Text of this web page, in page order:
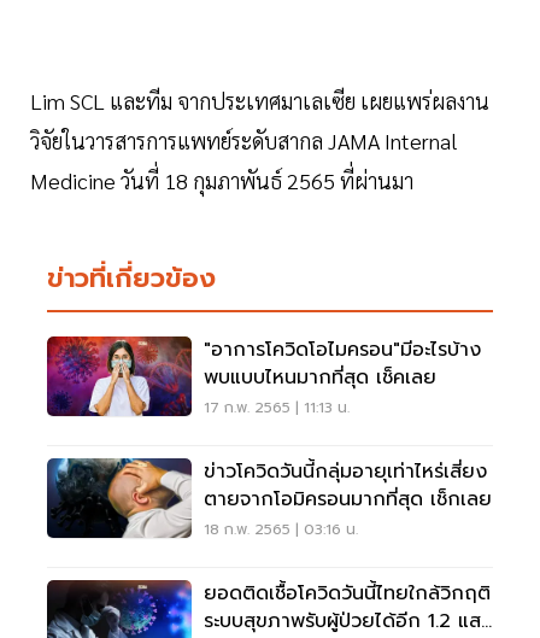
Lim SCL และทีม จากประเทศมาเลเซีย เผยแพร่ผลงาน
วิจัยในวารสารการแพทย์ระดับสากล JAMA Internal
Medicine วันที่ 18 กุมภาพันธ์ 2565 ที่ผ่านมา
ข่าวที่เกี่ยวข้อง
"อาการโควิดโอไมครอน"มีอะไรบ้าง
พบแบบไหนมากที่สุด เช็คเลย
17 ก.พ. 2565 | 11:13 น.
ข่าวโควิดวันนี้กลุ่มอายุเท่าไหร่เสี่ยง
ตายจากโอมิครอนมากที่สุด เช็กเลย
18 ก.พ. 2565 | 03:16 น.
ยอดติดเชื้อโควิดวันนี้ไทยใกล้วิกฤติ
ระบบสุขภาพรับผู้ป่วยได้อีก 1.2 แสน